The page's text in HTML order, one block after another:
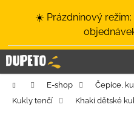
☀️ Prázdninový
Domů E-shop
Čepice,
Kukly tenčí
Khaki dětské
í
k C
o
p